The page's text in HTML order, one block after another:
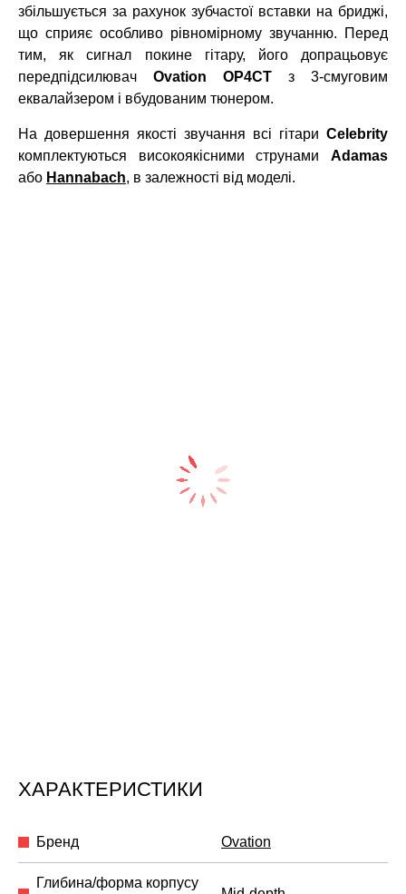
збільшується за рахунок зубчастої вставки на бриджі,
що сприяє особливо рівномірному звучанню. Перед
тим, як сигнал покине гітару, його допрацьовує
передпідсилювач Ovation OP4CT з 3-смуговим
еквалайзером і вбудованим тюнером.
На довершення якості звучання всі гітари Celebrity
комплектуються високоякісними струнами Adamas
або Hannabach, в залежності від моделі.
ХАРАКТЕРИСТИКИ
Бренд Ovation
Глибина/форма корпусу